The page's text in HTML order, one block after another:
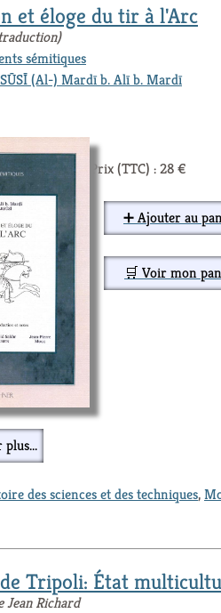
et éloge du tir à l'Arc
sémitiques
(Al-) Mardī b. Alī b. Mardī
Prix (TTC) : 28 €
➕ Ajouter au
🛒 Voir mon
des sciences et des techniques,
Tripoli: État
Jean Richard